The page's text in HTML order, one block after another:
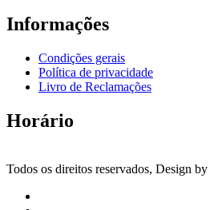
Informações
Condições gerais
Política de privacidade
Livro de Reclamações
Horário
Todos os direitos reservados, Design by